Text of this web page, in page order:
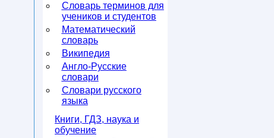
Словарь терминов для
учеников и студентов
Математический
словарь
Википедия
Англо-Русские
словари
Словари русского
языка
Книги, ГДЗ, наука и
обучение